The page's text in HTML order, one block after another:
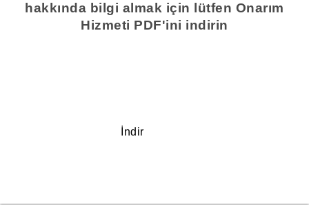
hakkında bilgi almak için lütfen Onarım
Hizmeti PDF'ini indirin
İndir